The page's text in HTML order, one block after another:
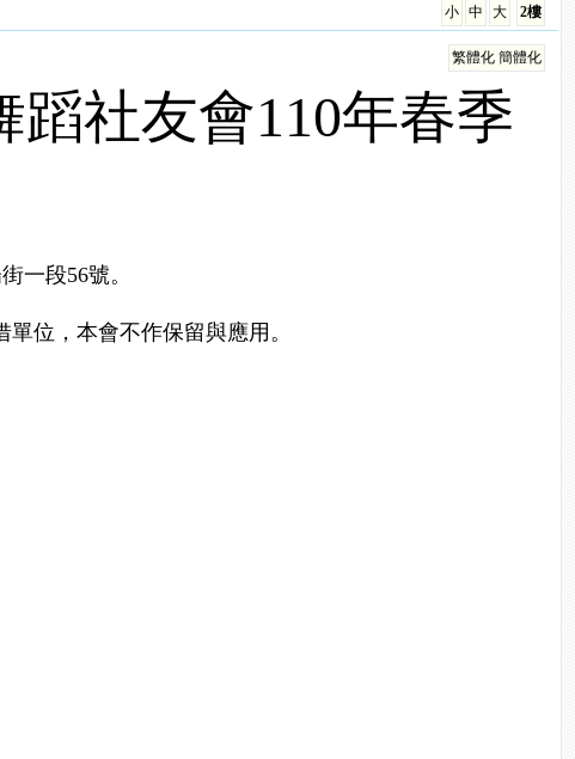
2樓
大
中
小
繁體化 簡體化
社友會110年春季
一段56號。
位，本會不作保留與應用。